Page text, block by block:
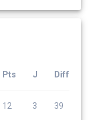
Pts J Diff
12 3 39